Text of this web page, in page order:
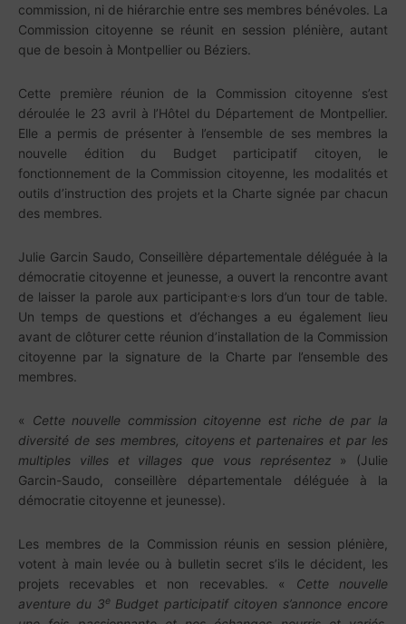
commission, ni de hiérarchie entre ses membres bénévoles. La
Commission citoyenne se réunit en session plénière, autant
que de besoin à Montpellier ou Béziers.
Cette première réunion de la Commission citoyenne s’est
déroulée le 23 avril à l’Hôtel du Département de Montpellier.
Elle a permis de présenter à l’ensemble de ses membres la
nouvelle édition du Budget participatif citoyen, le
fonctionnement de la Commission citoyenne, les modalités et
outils d’instruction des projets et la Charte signée par chacun
des membres.
Julie Garcin Saudo, Conseillère départementale déléguée à la
démocratie citoyenne et jeunesse, a ouvert la rencontre avant
de laisser la parole aux participant.e.s lors d’un tour de table.
Un temps de questions et d’échanges a eu également lieu
avant de clôturer cette réunion d’installation de la Commission
citoyenne par la signature de la Charte par l’ensemble des
membres.
«
Cette nouvelle commission citoyenne est riche de par la
diversité de ses membres, citoyens et partenaires et par les
multiples villes et villages que vous représentez » (Julie
Garcin-Saudo, conseillère départementale déléguée à la
démocratie citoyenne et jeunesse).
Les membres de la Commission réunis en session plénière,
votent à main levée ou à bulletin secret s’ils le décident, les
projets recevables et non recevables. «
Cette nouvelle
aventure du 3e Budget participatif citoyen s’annonce encore